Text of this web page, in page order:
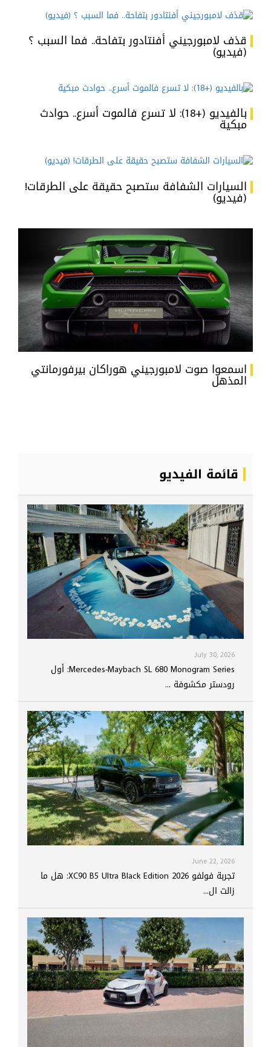
قذف لامبورجيني أفنتادور بتفاحة.. فما السبب ؟
(فيديو)
بالفيديو (+18): لا تسرع فالموت أسرع.. حوادث
مبكية
السيارات الشفافة ستصبح حقيقة على الطرقات!
(فيديو)
اسمعوا صوت لامبورجيني هوراكان بيرفورمانتي
المذهل
قائمة الفيديو
July 30, 2026
Mercedes-Maybach SL 680 Monogram Series: أول
رودستر مكشوفة ...
June 22, 2026
تجربة فولفو XC90 B5 Ultra Black Edition 2026: هل ما
زالت ال...